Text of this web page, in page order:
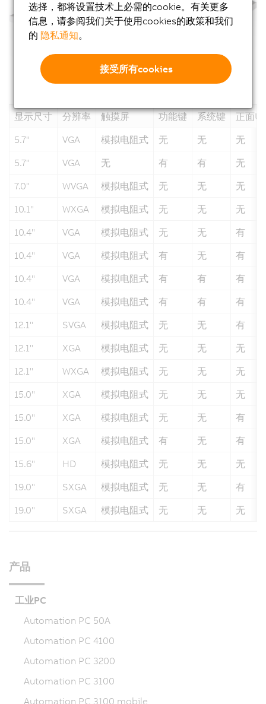
显示尺寸 分辨率 触摸屏 功能键 系统键
正面
5.7"
VGA 模拟电阻式 无 无
无
5.7"
VGA 无 有 有
无
7.0"
WVGA 模拟电阻式 无 无
无
10.1"
WXGA 模拟电阻式 无 无
无
10.4"
VGA 模拟电阻式 无 无
有
10.4"
VGA 模拟电阻式 有 无
有
10.4"
VGA 模拟电阻式 有 有
有
10.4"
VGA 模拟电阻式 有 有
有
12.1"
SVGA 模拟电阻式 无 无
有
12.1"
XGA 模拟电阻式 无 无
无
12.1"
WXGA 模拟电阻式 无 无
无
15.0"
XGA 模拟电阻式 无 无
无
15.0"
XGA 模拟电阻式 无 无
有
15.0"
XGA 模拟电阻式 有 无
有
15.6"
HD 模拟电阻式 无 无
无
19.0"
SXGA 模拟电阻式 无 无
有
19.0"
SXGA 模拟电阻式 无 无 无
产品
工业PC
Automation PC 50A
Automation PC 4100
Automation PC 3200
Automation PC 3100
Automation PC 3100 mobile
选择，都将设置技术上必需的cookie。有关更多
信息，请参阅我们关于使用cookies的政策和我们
的 隐私通知。
接受所有cookies